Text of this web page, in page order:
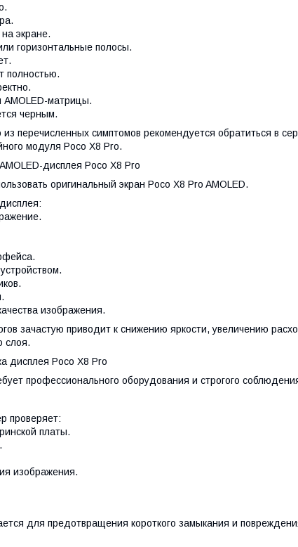
экране.
горизонтальные полосы.
полностью.
матрицы.
черным.
перечисленных симптомов рекомендуется обратиться в
модуля Poco X8 Pro.
дисплея Poco X8 Pro
оригинальный экран Poco X8 Pro AMOLED.
изображения.
зачастую приводит к снижению яркости, увеличению
слоя.
дисплея Poco X8 Pro
профессионального оборудования и строгого
проверяет:
платы.
изображения.
для предотвращения короткого замыкания и